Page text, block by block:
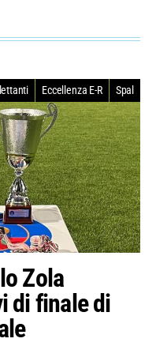
Eccellenza E-R Spal
Zola
di finale di